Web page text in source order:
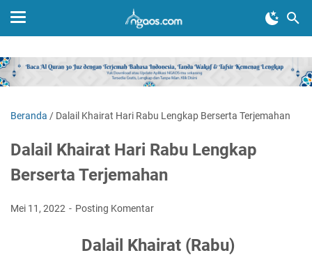
Beranda / Dalail Khairat Hari Rabu Lengkap Berserta Terjemahan
Dalail Khairat Hari Rabu Lengkap
Berserta Terjemahan
Mei 11, 2022 Posting Komentar
Dalail Khairat (Rabu)